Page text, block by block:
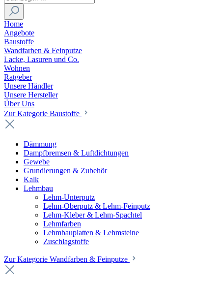
Home
Angebote
Baustoffe
Wandfarben & Feinputze
Lacke, Lasuren und Co.
Wohnen
Ratgeber
Unsere Händler
Unsere Hersteller
Über Uns
Zur Kategorie Baustoffe
Dämmung
Dampfbremsen & Luftdichtungen
Gewebe
Grundierungen & Zubehör
Kalk
Lehmbau
Lehm-Unterputz
Lehm-Oberputz & Lehm-Feinputz
Lehm-Kleber & Lehm-Spachtel
Lehmfarben
Lehmbauplatten & Lehmsteine
Zuschlagstoffe
Zur Kategorie Wandfarben & Feinputze